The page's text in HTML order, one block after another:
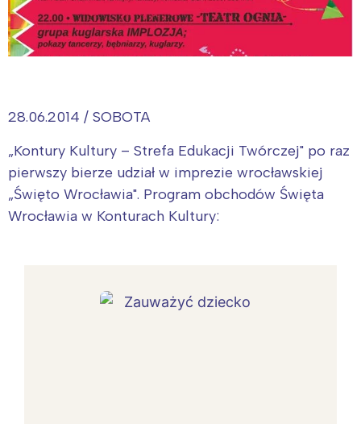
28.06.2014 / SOBOTA
„Kontury Kultury – Strefa Edukacji Twórczej" po raz
pierwszy bierze udział w imprezie wrocławskiej
„Święto Wrocławia". Program obchodów Święta
Wrocławia w Konturach Kultury: